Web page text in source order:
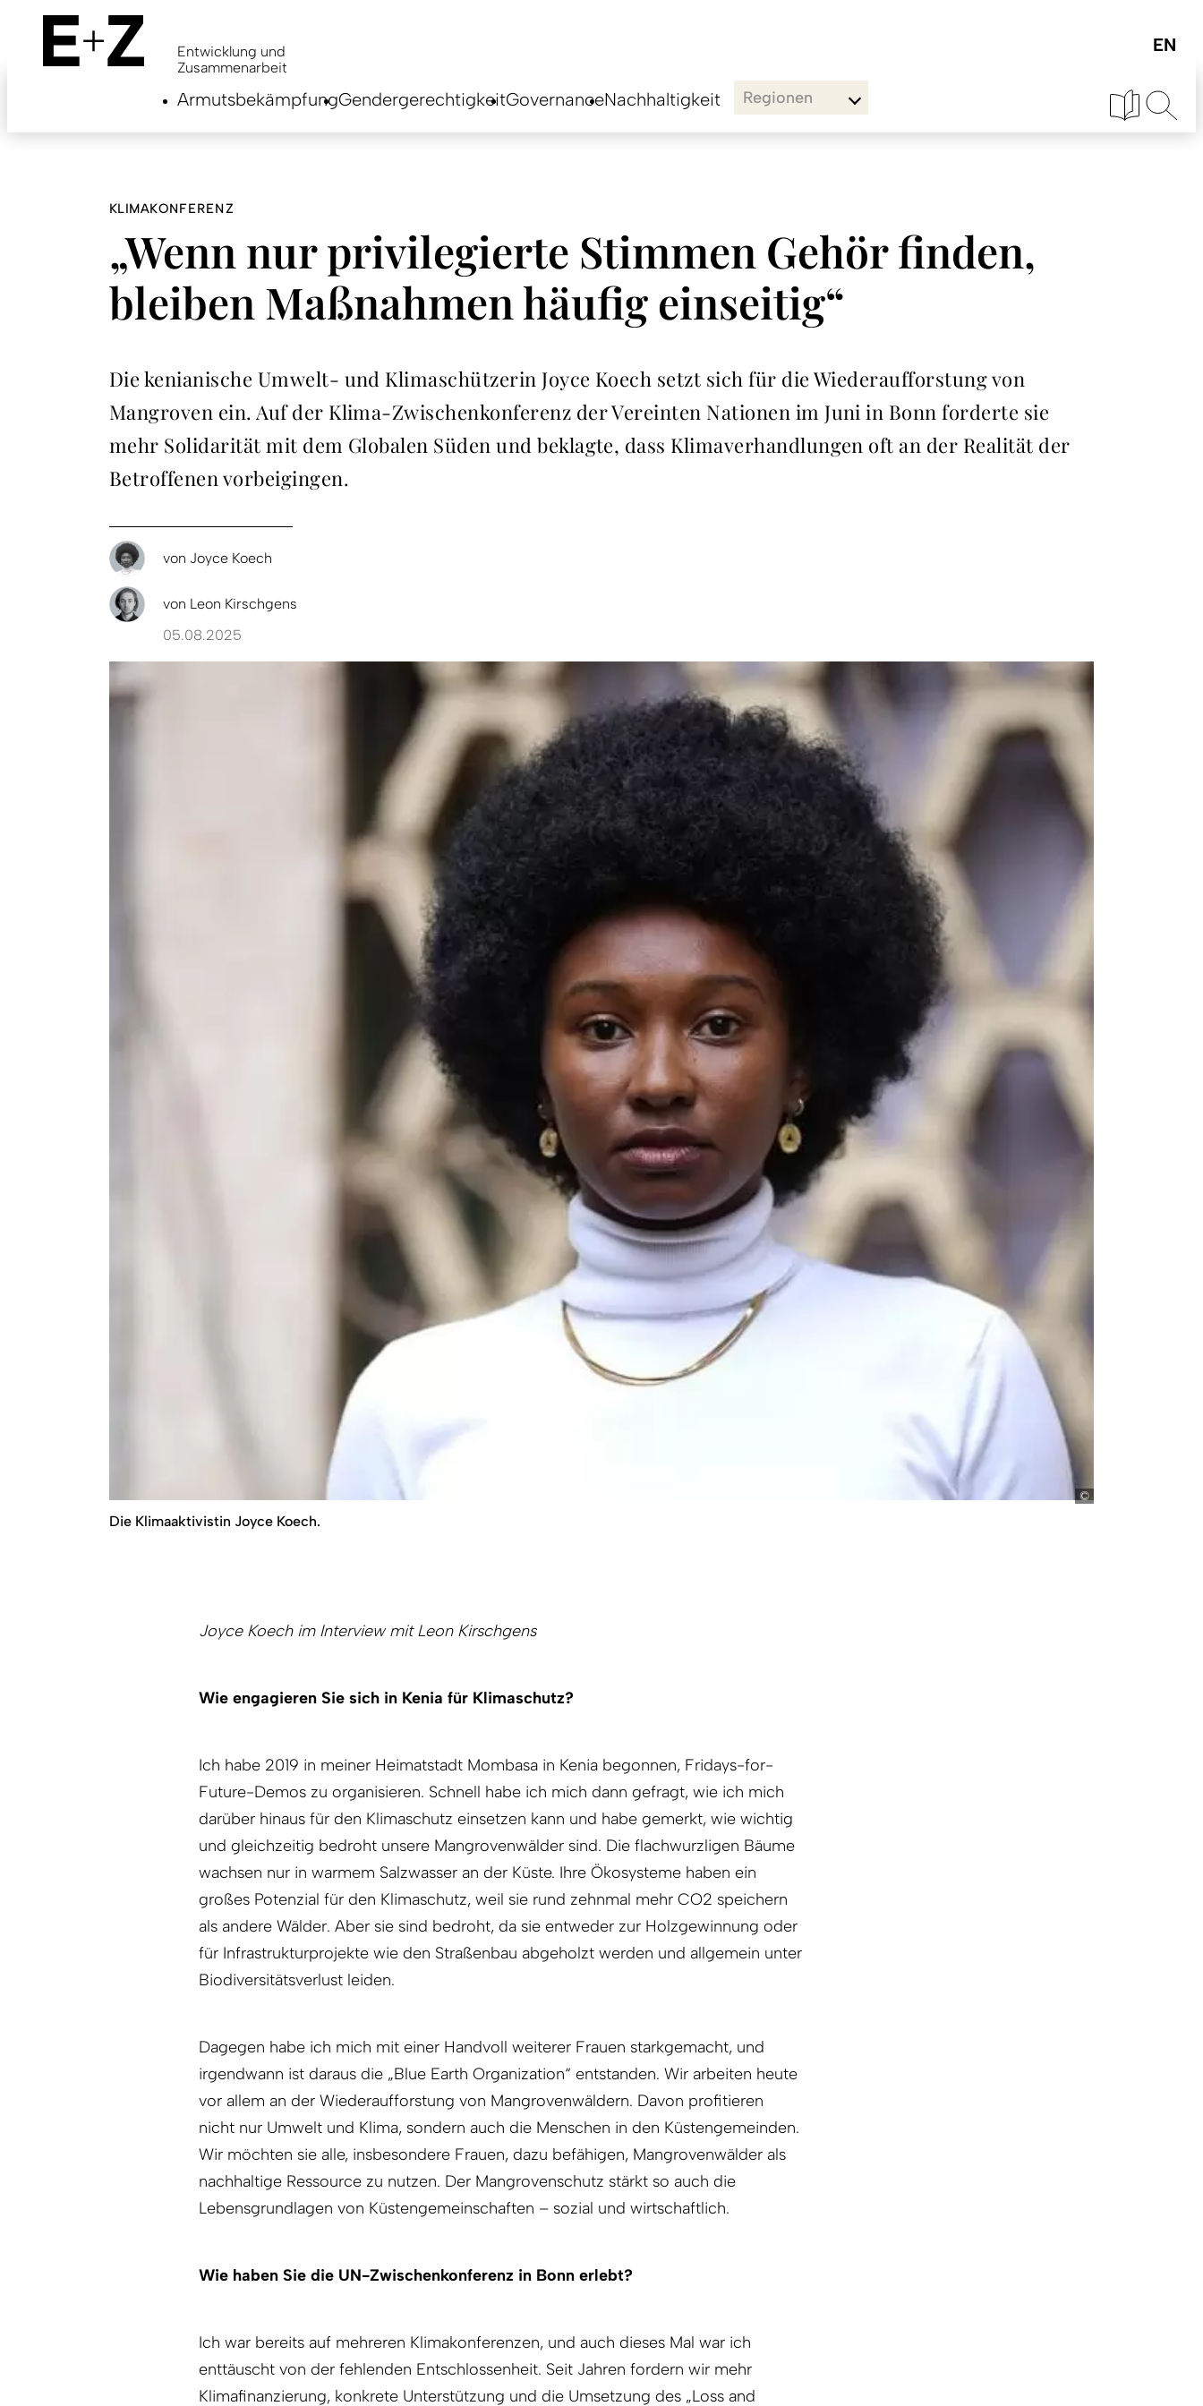
content
Entwicklung und
Zusammenarbeit
ArmutsbekämpfungGendergerechtigkeitGovernanceNachhaltigkeit Regionen
KLIMAKONFERENZ
„Wenn nur privilegierte Stimmen Gehör finden,
bleiben Maßnahmen häufig einseitig“
Die kenianische Umwelt- und Klimaschützerin Joyce Koech setzt sich für die Wiederaufforstung von
Mangroven ein. Auf der Klima-Zwischenkonferenz der Vereinten Nationen im Juni in Bonn forderte sie
mehr Solidarität mit dem Globalen Süden und beklagte, dass Klimaverhandlungen oft an der Realität der
Betroffenen vorbeigingen.
von Joyce Koech
von Leon Kirschgens
05.08.2025
Die Klimaaktivistin Joyce Koech.
Joyce Koech im Interview mit Leon Kirschgens
Wie engagieren Sie sich in Kenia für Klimaschutz?
Ich habe 2019 in meiner Heimatstadt Mombasa in Kenia begonnen, Fridays-for-
Future-Demos zu organisieren. Schnell habe ich mich dann gefragt, wie ich mich
darüber hinaus für den Klimaschutz einsetzen kann und habe gemerkt, wie wichtig
und gleichzeitig bedroht unsere Mangrovenwälder sind. Die flachwurzligen Bäume
wachsen nur in warmem Salzwasser an der Küste. Ihre Ökosysteme haben ein
großes Potenzial für den Klimaschutz, weil sie rund zehnmal mehr CO2 speichern
als andere Wälder. Aber sie sind bedroht, da sie entweder zur Holzgewinnung oder
für Infrastrukturprojekte wie den Straßenbau abgeholzt werden und allgemein unter
Biodiversitätsverlust leiden.
Dagegen habe ich mich mit einer Handvoll weiterer Frauen starkgemacht, und
irgendwann ist daraus die „Blue Earth Organization“ entstanden. Wir arbeiten heute
vor allem an der Wiederaufforstung von Mangrovenwäldern. Davon profitieren
nicht nur Umwelt und Klima, sondern auch die Menschen in den Küstengemeinden.
Wir möchten sie alle, insbesondere Frauen, dazu befähigen, Mangrovenwälder als
nachhaltige Ressource zu nutzen. Der Mangrovenschutz stärkt so auch die
Lebensgrundlagen von Küstengemeinschaften – sozial und wirtschaftlich.
Wie haben Sie die UN-Zwischenkonferenz in Bonn erlebt?
Ich war bereits auf mehreren Klimakonferenzen, und auch dieses Mal war ich
enttäuscht von der fehlenden Entschlossenheit. Seit Jahren fordern wir mehr
Klimafinanzierung, konkrete Unterstützung und die Umsetzung des „Loss and